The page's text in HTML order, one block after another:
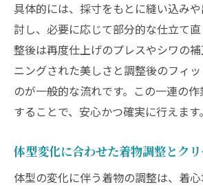
具体的には、採寸をもとに縫い込み
討し、必要に応じて部分的な仕立て
整後は再度仕上げのプレスやシワの
ニングされた美しさと調整後のフィ
のが一般的な流れです。この一連の
することで、安心かつ確実に行えます。
体型変化に合わせた着物調整とク
体型の変化に伴う着物の調整は、着